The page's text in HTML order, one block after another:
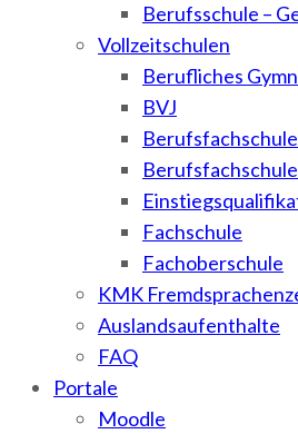
Berufsschule –
Vollzeitschulen
Berufliches
BVJ
Fachschule
Fachoberschule
KMK
Auslandsaufenthalte
FAQ
Portale
Moodle